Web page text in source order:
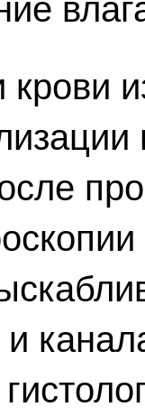
крови
и